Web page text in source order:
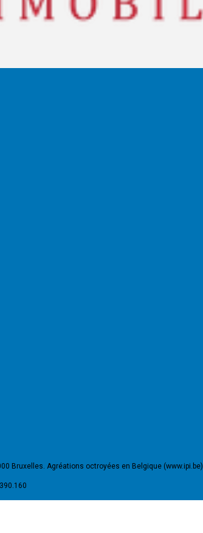
Bruxelles. Agréations octroyées en Belgique (www.ipi.be)